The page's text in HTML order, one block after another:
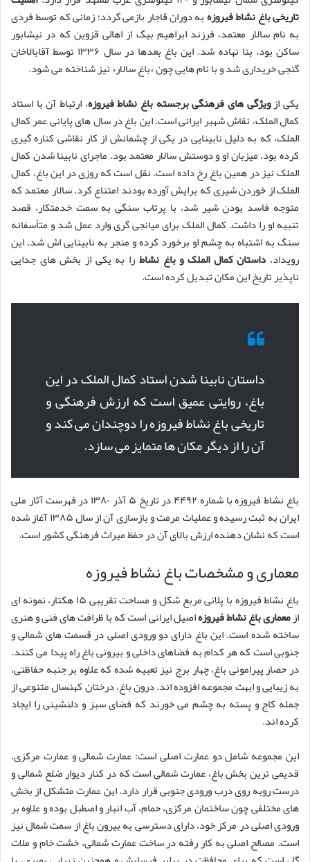
تاریخی باغ نشاط فیروزهبه دوران قاجار بازمی گردد؛ زمانی که توسط فردی
به نام سالار معتمد، فرزند ابراهیم بیگ از اهالی قزوین که در نیشابور
ساکن بود، بنا نهاده شد. این باغ بعدها در سال ۱۳۳۶ توسط آقابالاخان
گنجی خریداری شد و با نام هایی چون «باغ سالار» نیز شناخته می شود.
یکی ازویژگی های فرهنگی برجسته باغ نشاط فیروزه، ارتباط آن با استاد
کمال الملک، نقاش شهیر ایرانی است. این باغ در سال های پایانی عمر کمال
الملک، که به دلیل نابینایی در یکی از چشمانش از کار نقاشی کناره گیری
کرده بود، میزبان او و دوستش سالار معتمد بود. ماجرای نابینا شدن کمال
الملک نیز در همین باغ رخ داده است. نقل است که روزی در این باغ، کمال
الملک از خوردن شیری که برایش آورده بودند امتناع کرد. سالار معتمد که
متوجه فاسد بودن شیر شد، با پرتاب سنگی به سمت خدمتکار، قصد
تنبیه او را داشت. کمال الملک برای میانجی گری وارد عمل شد و متأسفانه
سنگ به اشتباه به چشم او برخورد کرده و منجر به نابینایی اش شد. این
رویداد،داستان کمال الملک و باغ نشاط را به یکی از بخش های جدایی
ناپذیر تاریخ این مکان تبدیل کرده است.
داستان نابینا شدن استاد کمال الملک در این
باغ، روایتی عمیق است که ارزش فرهنگی و
تاریخی باغ نشاط فیروزه را دوچندان می کند و
آن را از دیگر مکان ها متمایز می سازد.
باغ نشاط فیروزه با شماره ۴۴۹۲ در تاریخ ۵ آذر ۱۳۸۰ در فهرست آثار ملی
ایران به ثبت رسیده و عملیات مرمت و بازسازی آن از سال ۱۳۸۵ آغاز شده
است که نشان دهنده ارزش بالای آن در حفظ میراث فرهنگی کشور است.
معماری و مشخصات باغ نشاط فیروزه
باغ نشاط فیروزه با پلانی مربع شکل و مساحت تقریبی ۱۵ هکتار، نمونه ای
ازمعماری باغ نشاط فیروزهاصیل ایرانی است که با ظرافت های فنی و هنری
ساخته شده است. این باغ دارای دو ورودی اصلی در قسمت های شمالی و
جنوبی است که هر کدام به فضاهای داخلی و بیرونی باغ راه پیدا می کنند.
در حصار پیرامونی باغ، چهار برج نیز تعبیه شده که علاوه بر جنبه حفاظتی،
به زیبایی و ابهت مجموعه افزوده اند. درون باغ، درختان کهنسال متنوعی از
جمله کاج و پسته به چشم می خورند که فضای سبز و دلنشینی را ایجاد
کرده اند.
این مجموعه شامل دو عمارت اصلی است: عمارت شمالی و عمارت مرکزی.
قدیمی ترین بخش باغ، عمارت شمالی است که در کنار دیوار ضلع شمالی و
درست روبه روی درب ورودی جنوبی قرار دارد. این عمارت متشکل از بخش
های مختلفی چون ساختمان مرکزی، حمام، آب انبار و اصطبل بوده و علاوه بر
ورودی اصلی در مرکز خود، دارای دسترسی به بیرون باغ از سمت شمال نیز
است. مصالح اصلی به کار رفته در ساخت عمارت شمالی، خشت خام و ملات